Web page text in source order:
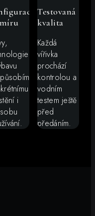
i
Testovaná
kvalita
Každá
vířivka
prochází
kontrolou a
vodním
testem ještě
před
předáním.